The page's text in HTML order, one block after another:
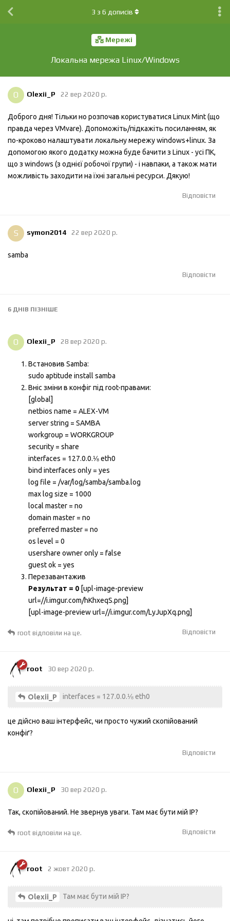
Мережі
Локальна мережа Linux/Windows
3 з 6 дописів
O Olexii_P 22 вер 2020 р.
Доброго дня! Тільки но розпочав користуватися Linux Mint (що
правда через VMvare). Допоможіть/підкажіть посиланням, як
по-кроково налаштувати локальну мережу windows+linux. За
допомогою якого додатку можна буде бачити з Linux - усі ПК,
що з windows (з однієї робочої групи) - і навпаки, а також мати
можливість заходити на їхні загальні ресурси. Дякую!
Відповісти
S symon2014 22 вер 2020 р.
samba
Відповісти
6 ДНІВ ПІЗНІШЕ
O Olexii_P 28 вер 2020 р.
Встановив Samba:
sudo aptitude install samba
Вніс зміни в конфіг під root-правами:
[global]
netbios name = ALEX-VM
server string = SAMBA
workgroup = WORKGROUP
security = share
interfaces = 127.0.0.⅛ eth0
bind interfaces only = yes
log file = /var/log/samba/samba.log
max log size = 1000
local master = no
domain master = no
preferred master = no
os level = 0
usershare owner only = false
guest ok = yes
Перезавантажив
Результат = 0 [upl-image-preview
url=//i.imgur.com/hKhxeqS.png]
[upl-image-preview url=//i.imgur.com/LyJupXq.png]
Відповісти
root відповіли на це.
root 30 вер 2020 р.
Olexii_P interfaces = 127.0.0.⅛ eth0
це дійсно ваш інтерфейс, чи просто чужий скопійований
конфіґ?
Відповісти
O Olexii_P 30 вер 2020 р.
Так, скопійований. Не звернув уваги. Там має бути мій IP?
Відповісти
root відповіли на це.
root 2 жовт 2020 р.
Olexii_P Там має бути мій IP?